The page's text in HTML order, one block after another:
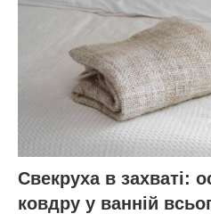
Свекруха в захваті:
ковдру у ванній